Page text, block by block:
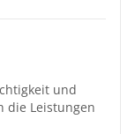
und
die Leistungen